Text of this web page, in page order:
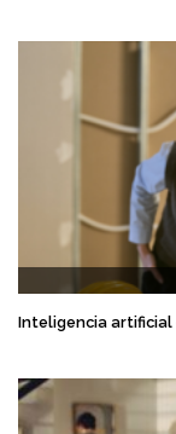
Inteligencia artificial